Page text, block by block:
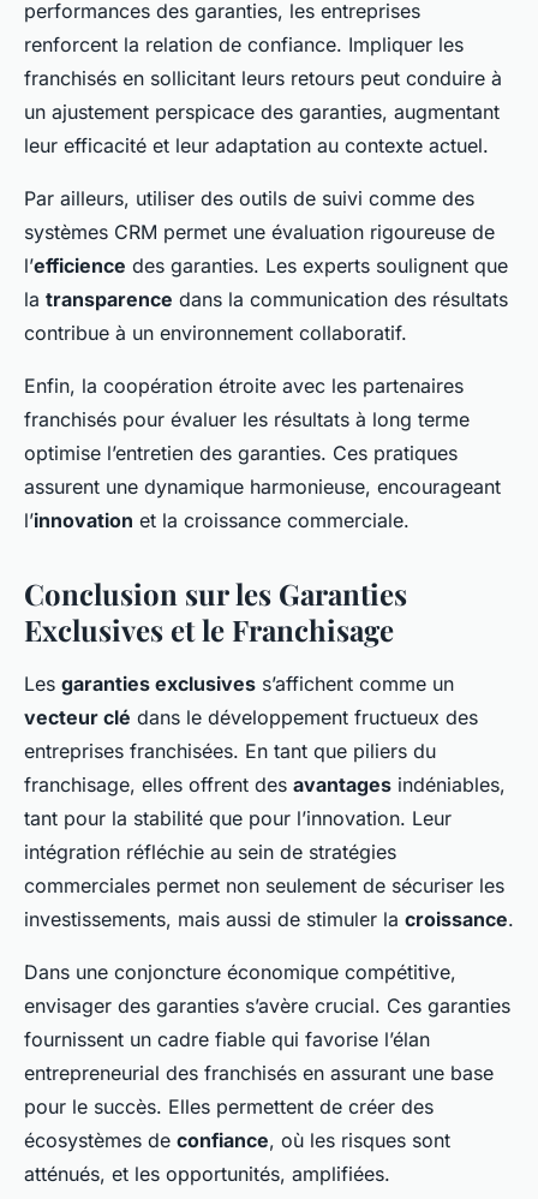
performances des garanties, les entreprises
renforcent la relation de confiance. Impliquer les
franchisés en sollicitant leurs retours peut conduire à
un ajustement perspicace des garanties, augmentant
leur efficacité et leur adaptation au contexte actuel.
Par ailleurs, utiliser des outils de suivi comme des
systèmes CRM permet une évaluation rigoureuse de
l’efficience des garanties. Les experts soulignent que
la transparence dans la communication des résultats
contribue à un environnement collaboratif.
Enfin, la coopération étroite avec les partenaires
franchisés pour évaluer les résultats à long terme
optimise l’entretien des garanties. Ces pratiques
assurent une dynamique harmonieuse, encourageant
l’innovation et la croissance commerciale.
Conclusion sur les Garanties
Exclusives et le Franchisage
Les garanties exclusives s’affichent comme un
vecteur clé dans le développement fructueux des
entreprises franchisées. En tant que piliers du
franchisage, elles offrent des avantages indéniables,
tant pour la stabilité que pour l’innovation. Leur
intégration réfléchie au sein de stratégies
commerciales permet non seulement de sécuriser les
investissements, mais aussi de stimuler la croissance.
Dans une conjoncture économique compétitive,
envisager des garanties s’avère crucial. Ces garanties
fournissent un cadre fiable qui favorise l’élan
entrepreneurial des franchisés en assurant une base
pour le succès. Elles permettent de créer des
écosystèmes de confiance, où les risques sont
atténués, et les opportunités, amplifiées.